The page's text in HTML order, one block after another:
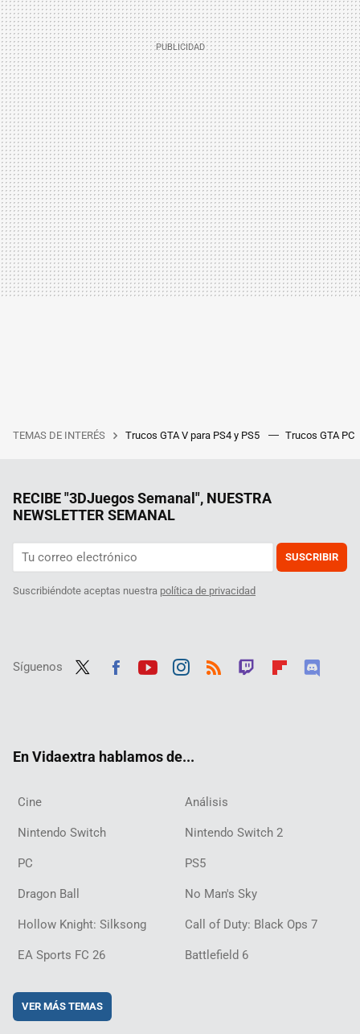
TEMAS DE INTERÉS Trucos GTA V para PS4 y PS5 Trucos GTA PC
RECIBE "3DJuegos Semanal", NUESTRA
NEWSLETTER SEMANAL
SUSCRIBIR
Suscribiéndote aceptas nuestra política de privacidad
Síguenos
En Vidaextra hablamos de...
Cine Análisis
Nintendo Switch Nintendo Switch 2
PC PS5
Dragon Ball No Man's Sky
Hollow Knight: Silksong Call of Duty: Black Ops 7
EA Sports FC 26 Battlefield 6
VER MÁS TEMAS